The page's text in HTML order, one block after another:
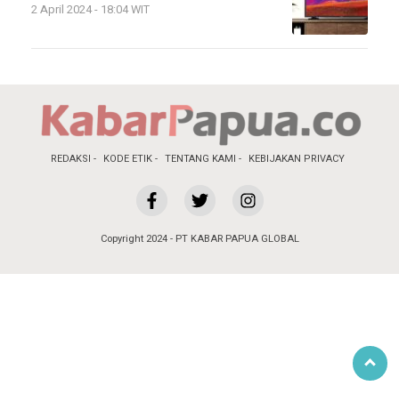
2 April 2024 - 18:04 WIT
REDAKSI KODE ETIK TENTANG KAMI KEBIJAKAN PRIVACY
Copyright 2024 - PT KABAR PAPUA GLOBAL